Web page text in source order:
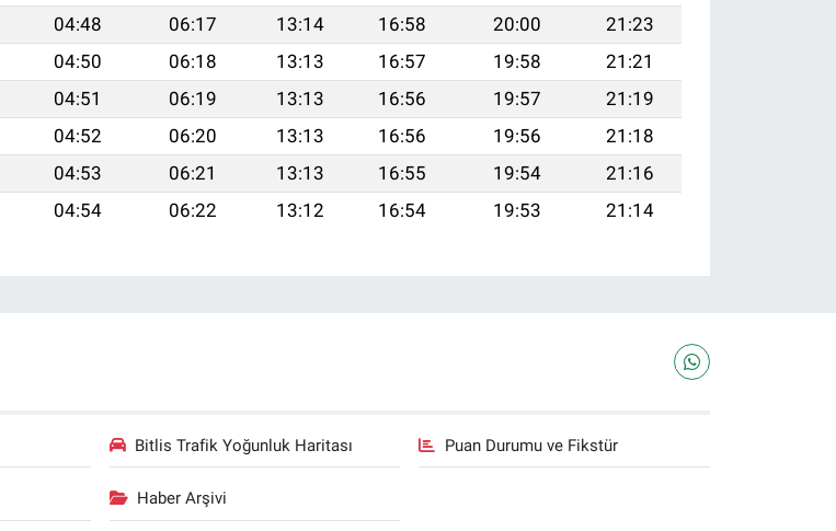
04:48 06:17 13:14 16:58 20:00
21:23
04:50 06:18 13:13 16:57 19:58
21:21
04:51 06:19 13:13 16:56 19:57
21:19
04:52 06:20 13:13 16:56 19:56
21:18
04:53 06:21 13:13 16:55 19:54
21:16
04:54 06:22 13:12 16:54 19:53 21:14
Bitlis Trafik Yoğunluk Haritası Puan Durumu ve Fikstür
Haber Arşivi